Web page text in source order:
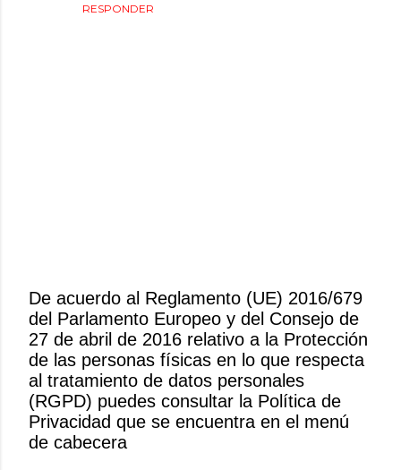
RESPONDER
P
u
b
l
i
c
a
De acuerdo al Reglamento (UE) 2016/679
del Parlamento Europeo y del Consejo de
27 de abril de 2016 relativo a la Protección
de las personas físicas en lo que respecta
al tratamiento de datos personales
(RGPD) puedes consultar la Política de
Privacidad que se encuentra en el menú
de cabecera